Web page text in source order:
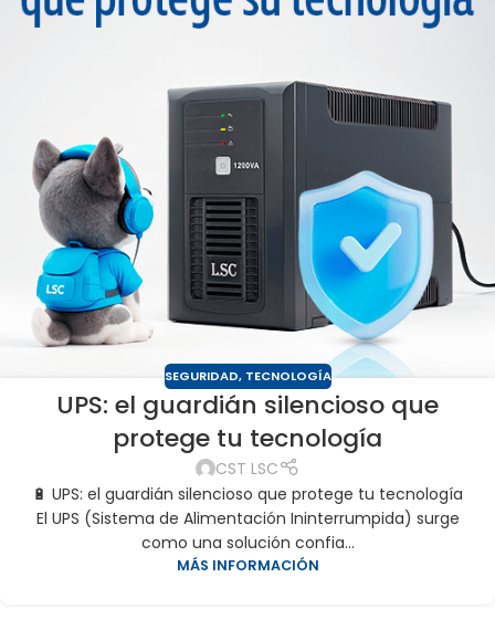
SEGURIDAD, TECNOLOGÍA
UPS: el guardián silencioso que
protege tu tecnología
CST LSC
🔋 UPS: el guardián silencioso que protege tu tecnología
El UPS (Sistema de Alimentación Ininterrumpida) surge
como una solución confia...
MÁS INFORMACIÓN